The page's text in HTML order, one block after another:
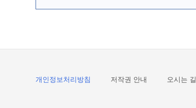
개인정보처리방침 저작권 안내 오시는 길